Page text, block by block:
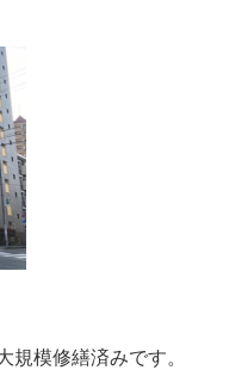
規模修繕済みです。